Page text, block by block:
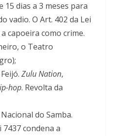
15 dias a 3 meses para
vadio. O Art. 402 da Lei
capoeira como crime.
o Teatro
Zulu Nation,
hop. Revolta da
do Samba.
7437 condena a